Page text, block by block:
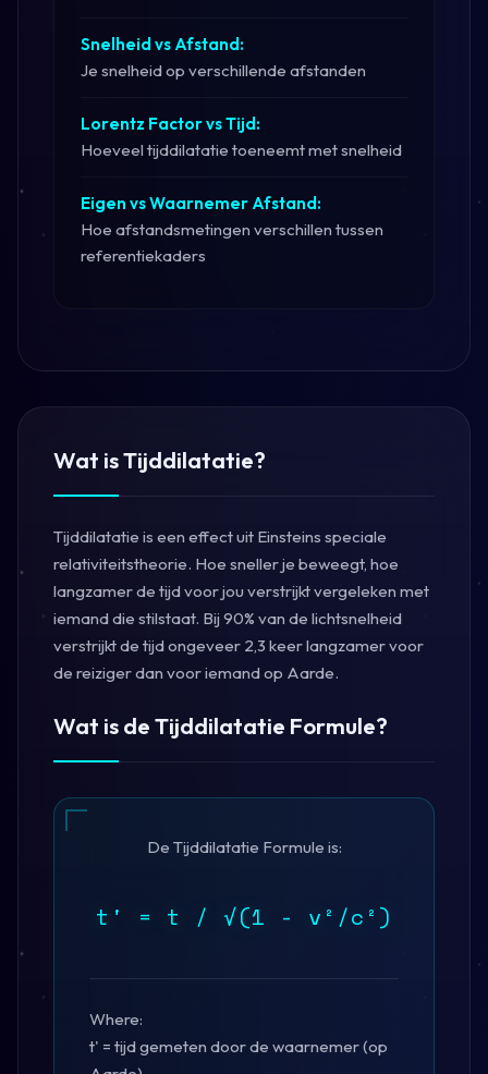
Snelheid vs Afstand:
Je snelheid op verschillende afstanden
Lorentz Factor vs Tijd:
Hoeveel tijddilatatie toeneemt met snelheid
Eigen vs Waarnemer Afstand:
Hoe afstandsmetingen verschillen tussen
referentiekaders
Wat is Tijddilatatie?
Tijddilatatie is een effect uit Einsteins speciale
relativiteitstheorie. Hoe sneller je beweegt, hoe
langzamer de tijd voor jou verstrijkt vergeleken met
iemand die stilstaat. Bij 90% van de lichtsnelheid
verstrijkt de tijd ongeveer 2,3 keer langzamer voor
de reiziger dan voor iemand op Aarde.
Wat is de Tijddilatatie Formule?
De Tijddilatatie Formule is:
t' = t / √(1 - v²/c²)
Where:
t' = tijd gemeten door de waarnemer (op